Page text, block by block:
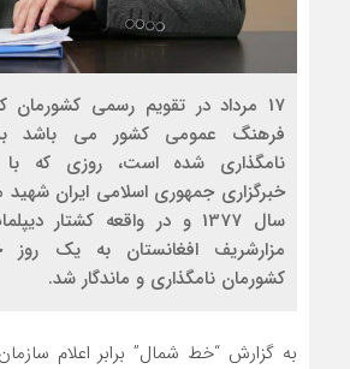
17 مرداد در تقویم رسمی
فرهنگ عمومی کشور می باشد
نامگذاری شده است، روزی که با
خبرگزاری جمهوری اسلامی ایران
سال 1377 و در واقعه کشتار
مزارشریف افغانستان به یک
کشورمان نامگذاری و ماندگار شد.
به گزارش “خط شمال” برابر اعلام